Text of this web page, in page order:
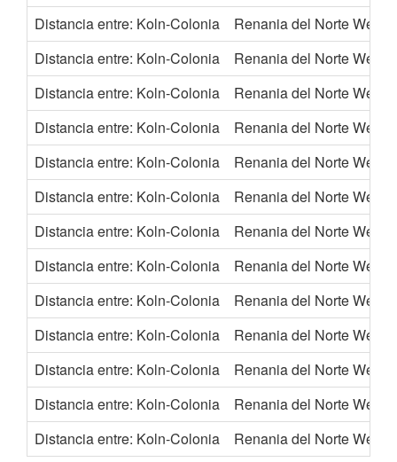
Distancia entre: Koln-Colonia
Renania del Norte
Distancia entre: Koln-Colonia
Renania del Norte
Distancia entre: Koln-Colonia
Renania del Norte
Distancia entre: Koln-Colonia
Renania del Norte
Distancia entre: Koln-Colonia
Renania del Norte
Distancia entre: Koln-Colonia
Renania del Norte
Distancia entre: Koln-Colonia
Renania del Norte
Distancia entre: Koln-Colonia
Renania del Norte
Distancia entre: Koln-Colonia
Renania del Norte
Distancia entre: Koln-Colonia
Renania del Norte
Distancia entre: Koln-Colonia
Renania del Norte
Distancia entre: Koln-Colonia
Renania del Norte
Distancia entre: Koln-Colonia
Renania del Norte